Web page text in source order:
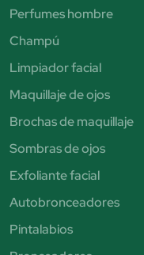
Perfumes hombre
Champú
Limpiador facial
Maquillaje de ojos
Brochas de maquillaje
Sombras de ojos
Exfoliante facial
Autobronceadores
Pintalabios